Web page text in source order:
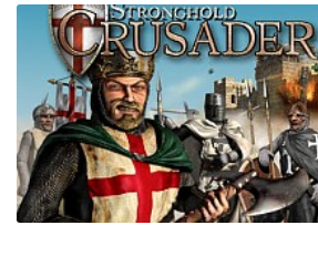
The Dreamcatcher